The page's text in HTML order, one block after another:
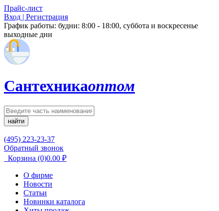
Прайс-лист
Вход | Регистрация
График работы: будни: 8:00 - 18:00, суббота и воскресенье
выходные дни
Сантехникаоптом
найти
(495) 223-23-37
Обратный звонок
Корзина (0)0.00 ₽
О фирме
Новости
Статьи
Новинки каталога